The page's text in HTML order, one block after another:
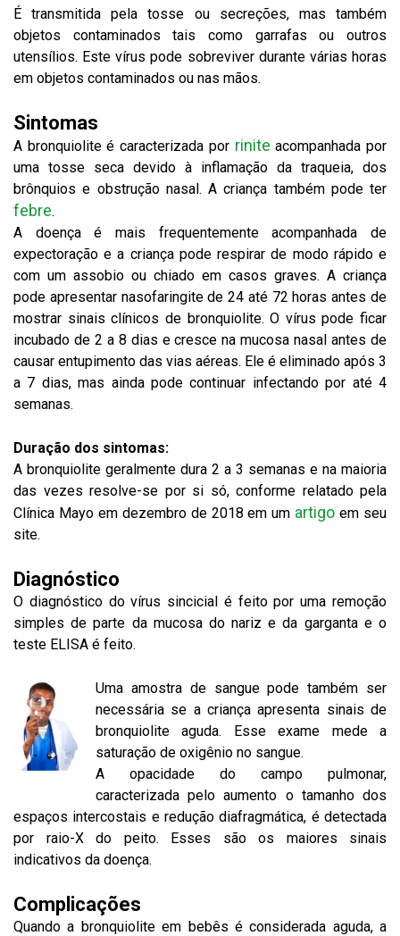
É transmitida pela tosse ou secreções, mas também
objetos contaminados tais como garrafas ou outros
utensílios. Este vírus pode sobreviver durante várias horas
em objetos contaminados ou nas mãos.
Sintomas
A bronquiolite é caracterizada por riniteacompanhada por
uma tosse seca devido à inflamação da traqueia, dos
brônquios e obstrução nasal. A criança também pode ter
febre.
A doença é mais frequentemente acompanhada de
expectoração e a criança pode respirar de modo rápido e
com um assobio ou chiado em casos graves. A criança
pode apresentar nasofaringite de 24 até 72 horas antes de
mostrar sinais clínicos de bronquiolite. O vírus pode ficar
incubado de 2 a 8 dias e cresce na mucosa nasal antes de
causar entupimento das vias aéreas. Ele é eliminado após 3
a 7 dias, mas ainda pode continuar infectando por até 4
semanas.
Duração dos sintomas:
A bronquiolite geralmente dura 2 a 3 semanas e na maioria
das vezes resolve-se por si só, conforme relatado pela
Clínica Mayo em dezembro de 2018 em um artigo em seu
site.
Diagnóstico
O diagnóstico do vírus sincicial é feito por uma remoção
simples de parte da mucosa do nariz e da garganta e o
teste ELISA é feito.
Uma amostra de sangue pode também ser
necessária se a criança apresenta sinais de
bronquiolite aguda. Esse exame mede a
saturação de oxigênio no sangue.
A opacidade do campo pulmonar,
caracterizada pelo aumento o tamanho dos
espaços intercostais e redução diafragmática, é detectada
por raio-X do peito. Esses são os maiores sinais
indicativos da doença.
Complicações
Quando a bronquiolite em bebês é considerada aguda, a